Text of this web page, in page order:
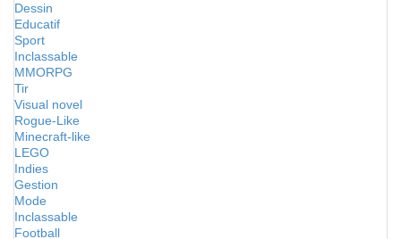
Dessin
Educatif
Sport
Inclassable
MMORPG
Tir
Visual novel
Rogue-Like
Minecraft-like
LEGO
Indies
Gestion
Mode
Inclassable
Football